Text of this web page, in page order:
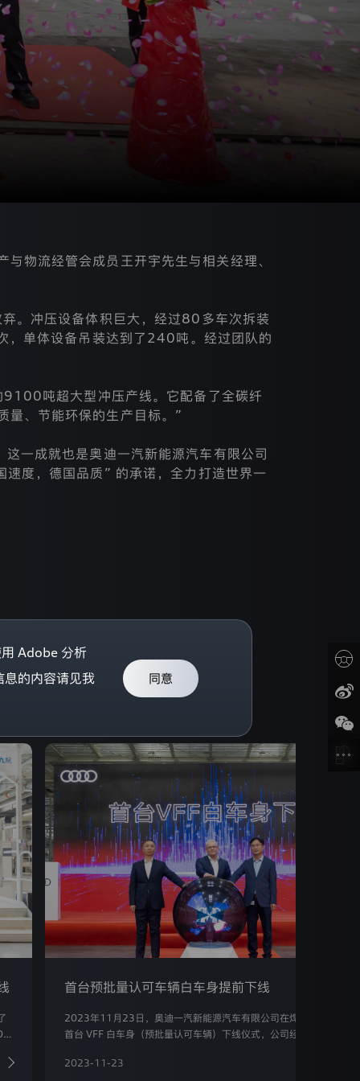
Adobe 分析
的内容请见我
同意
物流经管会成员王开宇先生与相关经理、
。冲压设备体积巨大，经过80多车次拆装
单体设备吊装达到了240吨。经过团队的
9100吨超大型冲压产线。它配备了全碳纤
量、节能环保的生产目标。”
一成就也是奥迪一汽新能源汽车有限公司
度，德国品质” 的承诺，全力打造世界一
首台预批量认可车辆白车身提前下线
2023年11月23日，奥迪一汽新能源汽车有限公司在焊装车间举办了
首台 VFF 白车身（预批量认可车辆）下线仪式，公司经管会成员、项
2023-11-23